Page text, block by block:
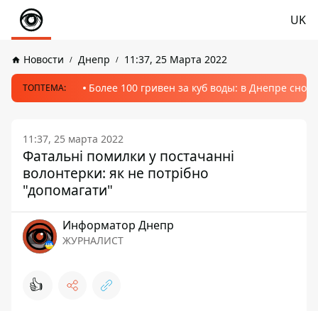
UK
Новости Днепр 11:37, 25 Марта 2022
ТОПТЕМА: Более 100 гривен за куб воды: в Днепре
11:37, 25 марта 2022
Фатальні помилки у постачанні
волонтерки: як не потрібно
"допомагати"
Информатор Днепр
ЖУРНАЛИСТ
👍